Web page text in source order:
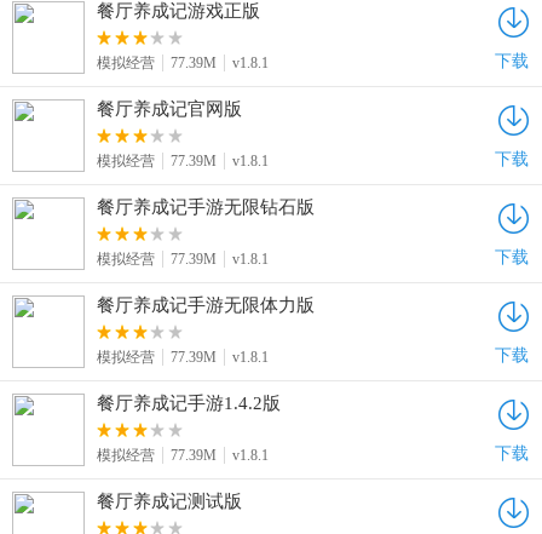
餐厅养成记游戏正版
模拟经营 77.39M v1.8.1 下载
餐厅养成记官网版
模拟经营 77.39M v1.8.1 下载
餐厅养成记手游无限钻石版
模拟经营 77.39M v1.8.1 下载
餐厅养成记手游无限体力版
模拟经营 77.39M v1.8.1 下载
餐厅养成记手游1.4.2版
模拟经营 77.39M v1.8.1 下载
餐厅养成记测试版